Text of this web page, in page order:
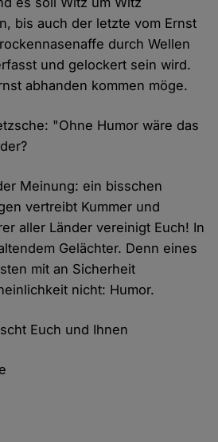
bis auch der letzte vom Ernst
durch Wellen
und gelockert sein wird.
abhanden kommen möge.
"Ohne Humor wäre das
Meinung: ein bisschen
vertreibt Kummer und
aller Länder vereinigt Euch! In
Gelächter. Denn eines
mit an Sicherheit
nicht: Humor.
Euch und Ihnen